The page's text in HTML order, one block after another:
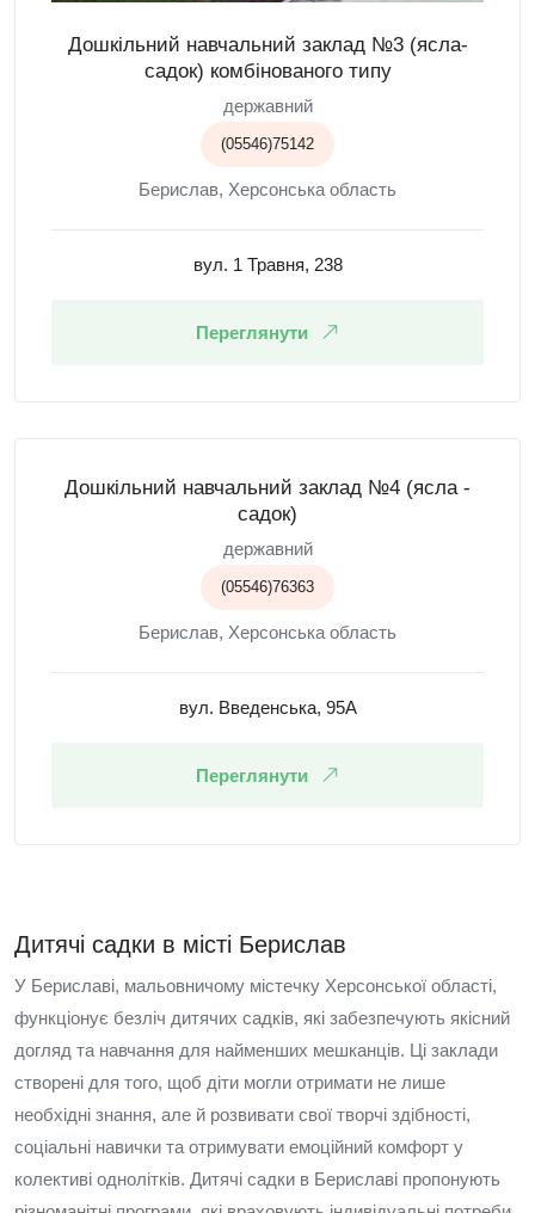
Дошкільний навчальний заклад №3 (ясла-
садок) комбінованого типу
державний
(05546)75142
Берислав, Херсонська область
вул. 1 Травня, 238
Переглянути
Дошкільний навчальний заклад №4 (ясла -
садок)
державний
(05546)76363
Берислав, Херсонська область
вул. Введенська, 95А
Переглянути
Дитячі садки в місті Берислав
У Бериславі, мальовничому містечку Херсонської області,
функціонує безліч дитячих садків, які забезпечують якісний
догляд та навчання для найменших мешканців. Ці заклади
створені для того, щоб діти могли отримати не лише
необхідні знання, але й розвивати свої творчі здібності,
соціальні навички та отримувати емоційний комфорт у
колективі однолітків. Дитячі садки в Бериславі пропонують